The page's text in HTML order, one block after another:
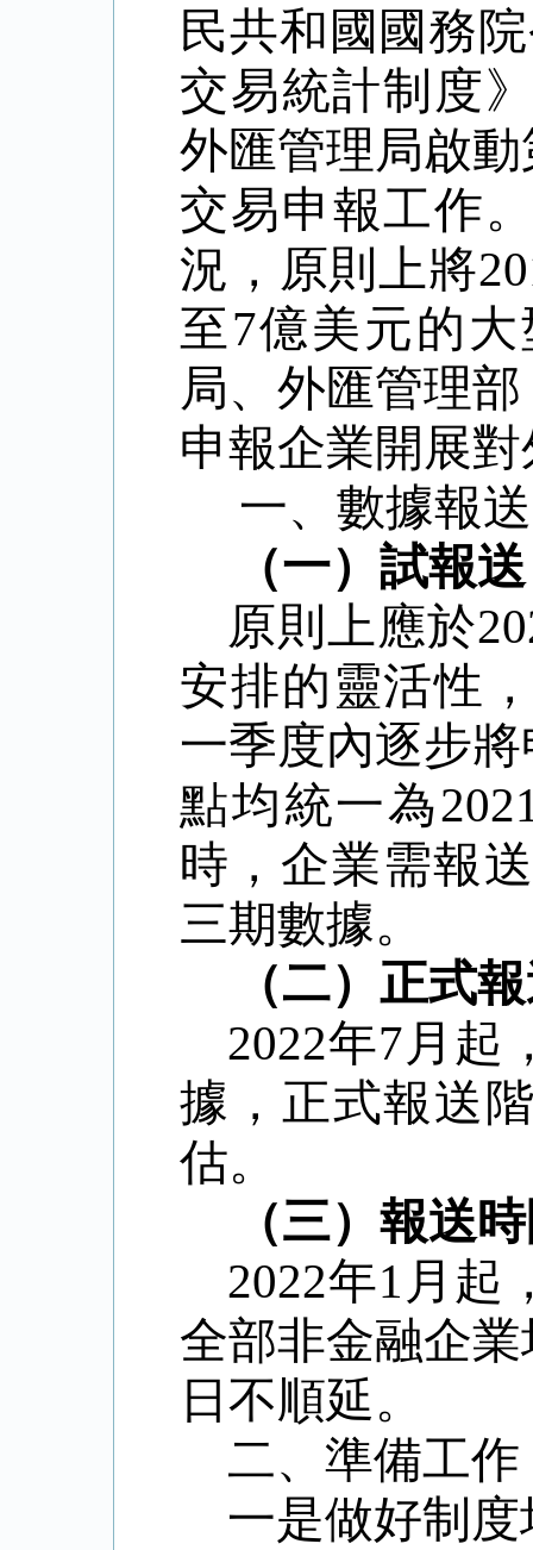
民共和國國務
交易統計制度
外匯管理局啟
交易申報工作
況，原則上將
至7億美元的
局、外匯管理
申報企業開展
一、數據報
（一） 試報送
原則上應於
安排的靈活性
一季度內逐步
點均統一為
時，企業需報
三期數據。
（二） 正式
2022年7月起
據，正式報送
估。
（三） 報送
2022年1 月起
全部非金融企
日不順延。
二、準備工作
一是做好制